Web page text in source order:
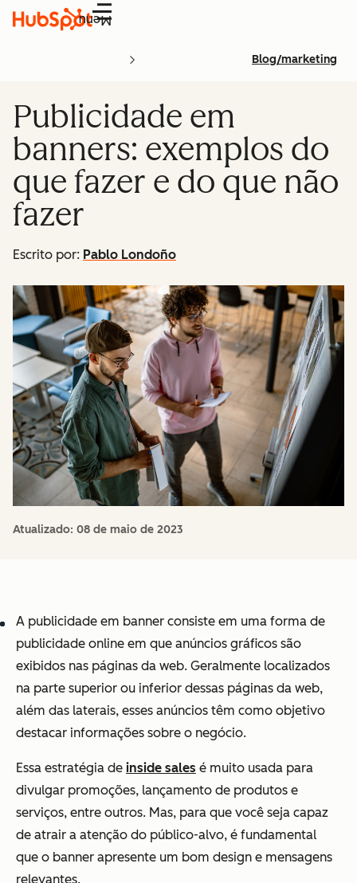
Menu
Blog/marketing
Publicidade em
banners: exemplos do
que fazer e do que não
fazer
Escrito por: Pablo Londoño
Atualizado: 08 de maio de 2023
A publicidade em banner consiste em uma forma de
publicidade online em que anúncios gráficos são
exibidos nas páginas da web. Geralmente localizados
na parte superior ou inferior dessas páginas da web,
além das laterais, esses anúncios têm como objetivo
destacar informações sobre o negócio.
Essa estratégia de inside sales é muito usada para
divulgar promoções, lançamento de produtos e
serviços, entre outros. Mas, para que você seja capaz
de atrair a atenção do público-alvo, é fundamental
que o banner apresente um bom design e mensagens
relevantes.